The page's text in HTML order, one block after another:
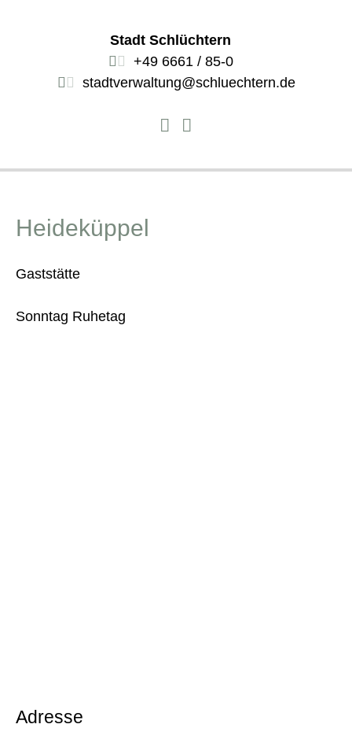
Stadt Schlüchtern
+49 6661 / 85-0
stadtverwaltung@schluechtern.de
Heideküppel
Gaststätte
Sonntag Ruhetag
Adresse